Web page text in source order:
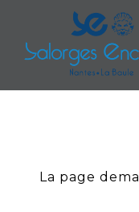
La page
Panneau de